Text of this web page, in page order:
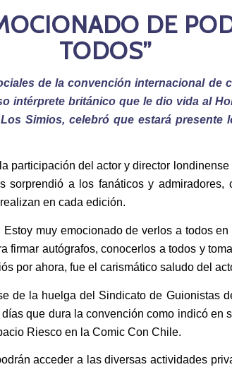
DE
TODOS”
de la convención internacional de
intérprete británico que le dio vida al
Simios, celebró que estará
participación del actor y director
sorprendió a los fanáticos y
en cada edición.
Estoy muy emocionado de verlos a todos
firmar autógrafos, conocerlos a todos y
por ahora, fue el carismático saludo del
de la huelga del Sindicato de Guionistas
que dura la convención como indicó en
Riesco en la Comic Con Chile.
acceder a las diversas actividades